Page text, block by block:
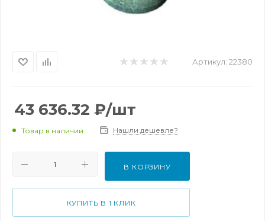
Артикул: 22380
43 636.32 ₽/шт
Товар в наличии Нашли дешевле?
В КОРЗИНУ
КУПИТЬ В 1 КЛИК